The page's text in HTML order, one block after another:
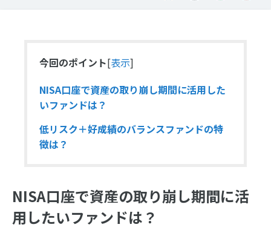
今回のポイント[表示]
NISA口座で資産の取り崩し期間に活用した
いファンドは？
低リスク＋好成績のバランスファンドの特
徴は？
NISA口座で資産の取り崩し期間に活
用したいファンドは？